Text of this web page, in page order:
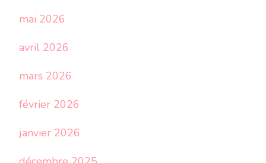
mai 2026
avril 2026
mars 2026
février 2026
janvier 2026